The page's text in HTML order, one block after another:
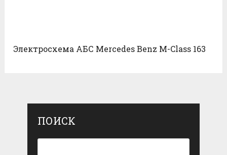
Электросхема АБС Mercedes Benz M-Class 163
ПОИСК